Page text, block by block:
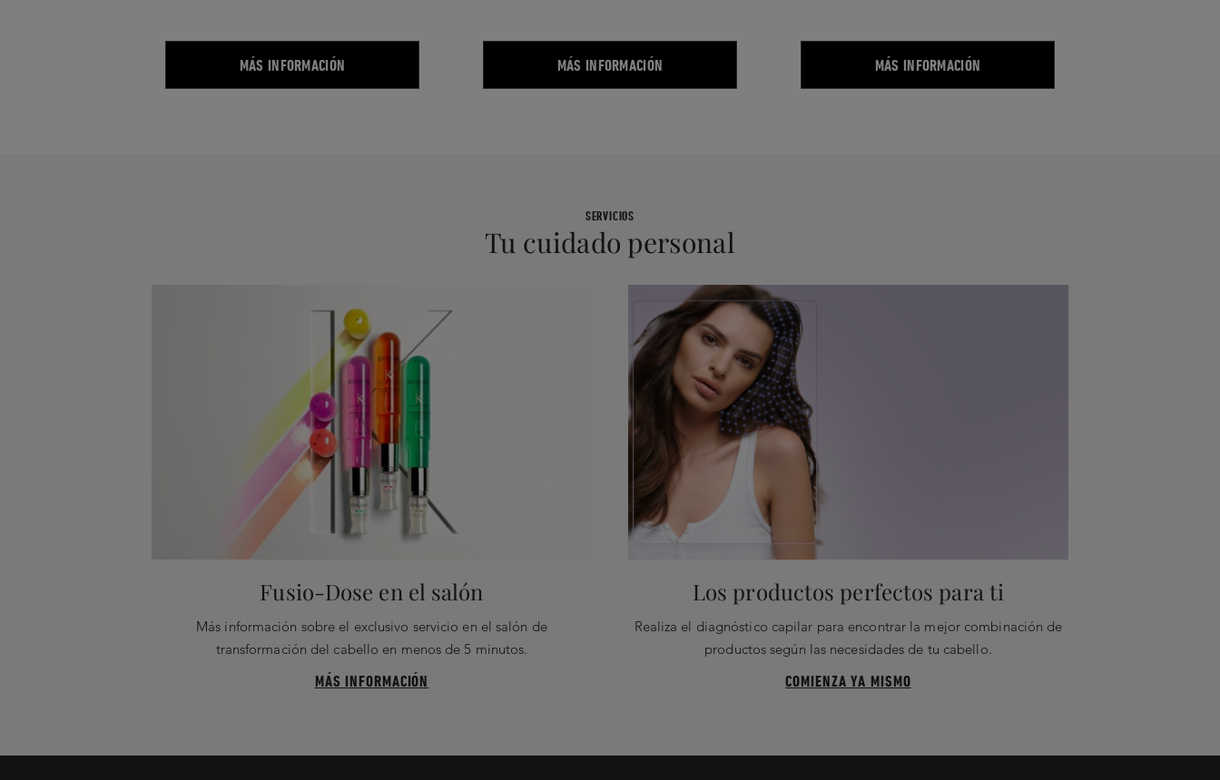
MÁS INFORMACIÓN
lograr tu objetivo.
MÁS INFORMACIÓN
largo.
MÁS INFORMACIÓN
SERVICIOS
Tu cuidado personal
Fusio-Dose en el salón
Más información sobre el exclusivo servicio en el salón de
transformación del cabello en menos de 5 minutos.
MÁS INFORMACIÓN
Los productos perfectos para ti
Realiza el diagnóstico capilar para encontrar la mejor combinación de
productos según las necesidades de tu cabello.
COMIENZA YA MISMO